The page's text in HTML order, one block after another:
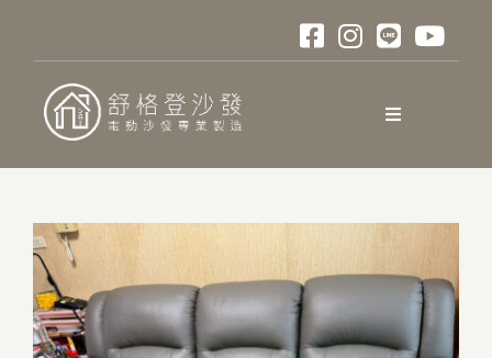
Toggle
關於舒格登
材質與色卡